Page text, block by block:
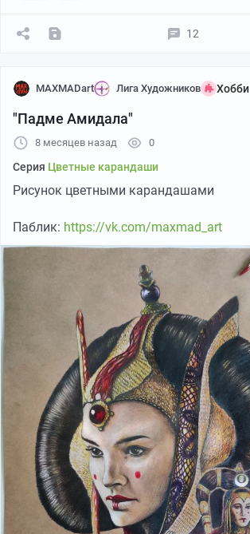
12
MAXMADart Лига Художников Хобби
"Падме Амидала"
8 месяцев назад 0
Серия Цветные карандаши
Рисунок цветными карандашами
Паблик: https://vk.com/maxmad_art